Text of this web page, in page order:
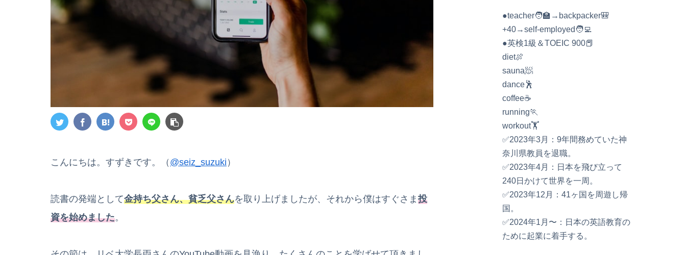
こんにちは。すずきです。（ @seiz_suzuki ）
読書の発端として金持ち父さん、貧乏父さんを取り上げましたが、それから僕はすぐさま 投
資を始めました。
●teacher🧑‍🏫→backpacker🎒
+40→self-employed🧑‍💻
●英検1級＆TOEIC 900📕
diet🍖
sauna🧖
dance🕺
coffee☕️
running🏃
workout🏋️
✅2023年3月：9年間務めていた神
奈川県教員を退職。
✅2023年4月：日本を飛び立って
240日かけて世界を一周。
✅2023年12月：41ヶ国を周遊し帰
国。
✅2024年1月〜：日本の英語教育の
ために起業に着手する。